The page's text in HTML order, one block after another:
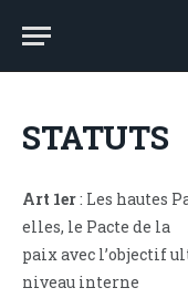
STATUTS
Art 1er: Les hautes
elles, le Pacte de la
paix avec l’objectif
niveau interne